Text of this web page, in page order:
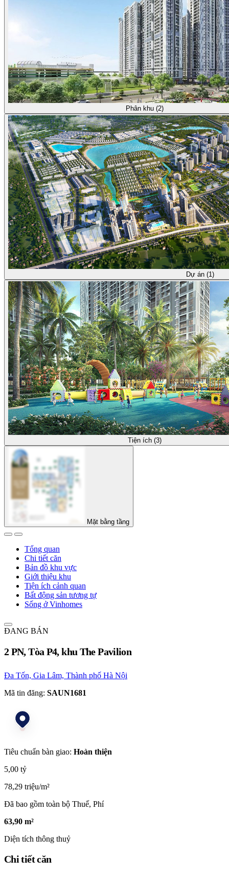
Phân khu (2)
Dự án (1)
Tiện ích (3)
Mặt bằng tầng
Tổng quan
Chi tiết căn
Bản đồ khu vực
Giới thiệu khu
Tiện ích cảnh quan
Bất động sản tương tự
Sống ở Vinhomes
ĐANG BÁN
2 PN, Tòa P4, khu The Pavilion
Đa Tốn, Gia Lâm, Thành phố Hà Nội
Mã tin đăng: SAUN1681
Tiêu chuẩn bàn giao: Hoàn thiện
5,00 tỷ
78,29 triệu/m²
Đã bao gồm toàn bộ Thuế, Phí
63,90 m²
Diện tích thông thuỷ
Chi tiết căn